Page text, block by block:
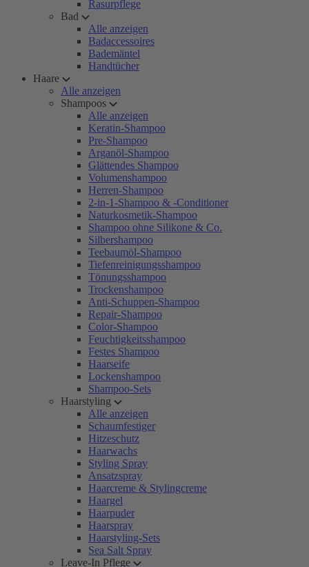
Rasurpflege
Bad
Alle anzeigen
Badaccessoires
Bademäntel
Handtücher
Haare
Alle anzeigen
Shampoos
Alle anzeigen
Keratin-Shampoo
Pre-Shampoo
Arganöl-Shampoo
Glättendes Shampoo
Volumenshampoo
Herren-Shampoo
2-in-1-Shampoo & -Conditioner
Naturkosmetik-Shampoo
Shampoo ohne Silikone & Co.
Silbershampoo
Teebaumöl-Shampoo
Tiefenreinigungsshampoo
Tönungsshampoo
Trockenshampoo
Anti-Schuppen-Shampoo
Repair-Shampoo
Color-Shampoo
Feuchtigkeitsshampoo
Festes Shampoo
Haarseife
Lockenshampoo
Shampoo-Sets
Haarstyling
Alle anzeigen
Schaumfestiger
Hitzeschutz
Haarwachs
Styling Spray
Ansatzspray
Haarcreme & Stylingcreme
Haargel
Haarpuder
Haarspray
Haarstyling-Sets
Sea Salt Spray
Leave-In Pflege